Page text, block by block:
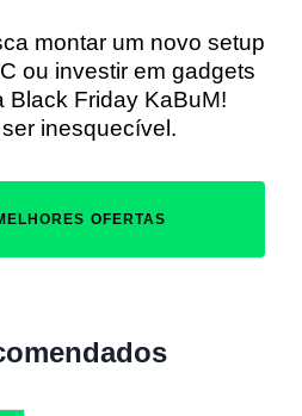
montar um novo setup
ou investir em gadgets
Black Friday KaBuM!
inesquecível.
OFERTAS